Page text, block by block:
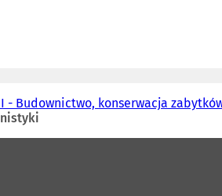
- Budownictwo, konserwacja